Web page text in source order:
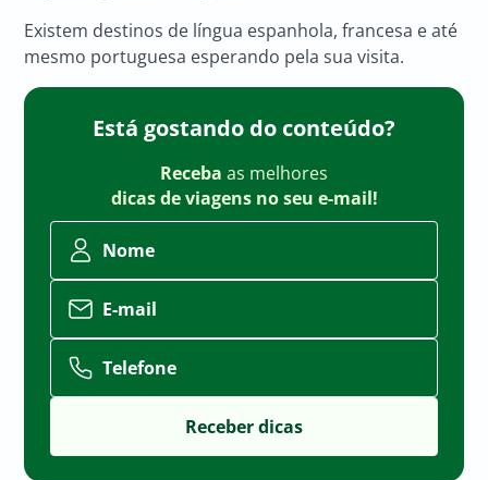
Existem destinos de língua espanhola, francesa e até
mesmo portuguesa esperando pela sua visita.
Está gostando do conteúdo?
Receba as melhores
dicas de viagens no seu e-mail!
Nome
E-mail
Telefone